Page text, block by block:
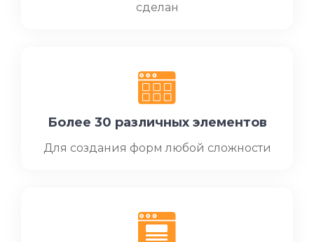
сделан
Более 30 различных элементов
Для создания форм любой сложности